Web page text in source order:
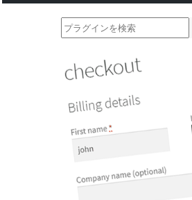
プ
グ
ン
を